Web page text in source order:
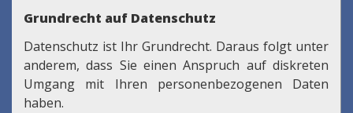
Grundrecht auf Datenschutz
Datenschutz ist Ihr Grundrecht. Daraus folgt unter
anderem, dass Sie einen Anspruch auf diskreten
Umgang mit Ihren personenbezogenen Daten
haben.